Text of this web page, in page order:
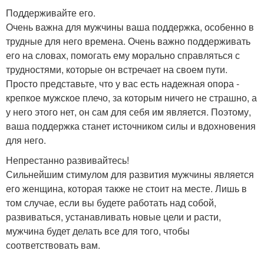
Поддерживайте его.
Очень важна для мужчины ваша поддержка, особенно в
трудные для него времена. Очень важно поддерживать
его на словах, помогать ему морально справляться с
трудностями, которые он встречает на своем пути.
Просто представьте, что у вас есть надежная опора -
крепкое мужское плечо, за которым ничего не страшно, а
у него этого нет, он сам для себя им является. Поэтому,
ваша поддержка станет источником силы и вдохновения
для него.
Непрестанно развивайтесь!
Сильнейшим стимулом для развития мужчины является
его женщина, которая также не стоит на месте. Лишь в
том случае, если вы будете работать над собой,
развиваться, устанавливать новые цели и расти,
мужчина будет делать все для того, чтобы
соответствовать вам.